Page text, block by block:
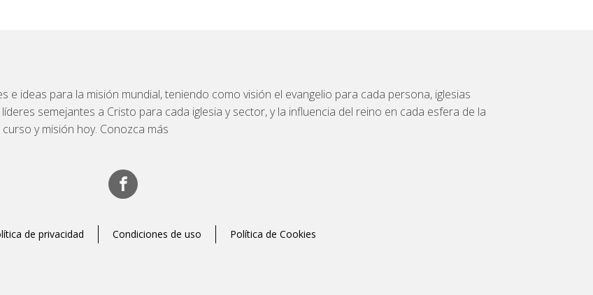
e ideas para la misión mundial, teniendo como visión el evangelio para cada persona, iglesias
semejantes a Cristo para cada iglesia y sector, y la influencia del reino en cada esfera de la
y misión hoy. Conozca más
de privacidad Condiciones de uso Política de Cookies